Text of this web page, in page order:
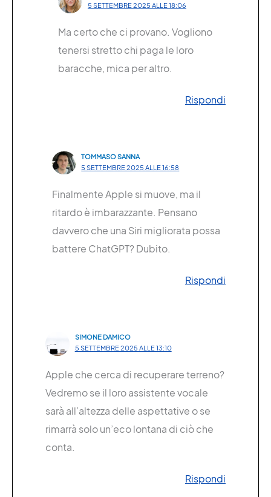
5 SETTEMBRE 2025 ALLE 18:06
Ma certo che ci provano. Vogliono
tenersi stretto chi paga le loro
baracche, mica per altro.
Rispondi
TOMMASO SANNA
5 SETTEMBRE 2025 ALLE 16:58
Finalmente Apple si muove, ma il
ritardo è imbarazzante. Pensano
davvero che una Siri migliorata possa
battere ChatGPT? Dubito.
Rispondi
SIMONE DAMICO
5 SETTEMBRE 2025 ALLE 13:10
Apple che cerca di recuperare terreno?
Vedremo se il loro assistente vocale
sarà all’altezza delle aspettative o se
rimarrà solo un’eco lontana di ciò che
conta.
Rispondi